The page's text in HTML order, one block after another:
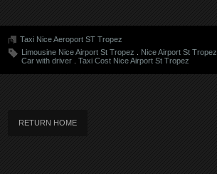
Taxi Nice Aeroport ST Tropez
Limousine Nice Airport St Tropez
Nice Airport St Tropez
Car with driver
Taxi Cost Nice Airport St Tropez
RETURN HOME